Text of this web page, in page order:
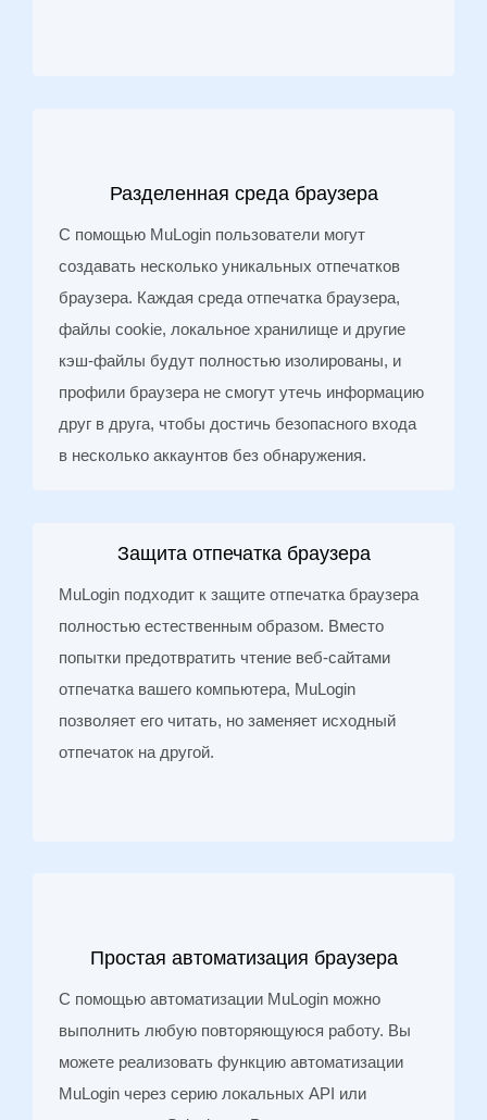
Разделенная среда браузера
С помощью MuLogin пользователи могут
создавать несколько уникальных отпечатков
браузера. Каждая среда отпечатка браузера,
файлы cookie, локальное хранилище и другие
кэш-файлы будут полностью изолированы, и
профили браузера не смогут утечь информацию
друг в друга, чтобы достичь безопасного входа
в несколько аккаунтов без обнаружения.
Защита отпечатка браузера
MuLogin подходит к защите отпечатка браузера
полностью естественным образом. Вместо
попытки предотвратить чтение веб-сайтами
отпечатка вашего компьютера, MuLogin
позволяет его читать, но заменяет исходный
отпечаток на другой.
Простая автоматизация браузера
С помощью автоматизации MuLogin можно
выполнить любую повторяющуюся работу. Вы
можете реализовать функцию автоматизации
MuLogin через серию локальных API или